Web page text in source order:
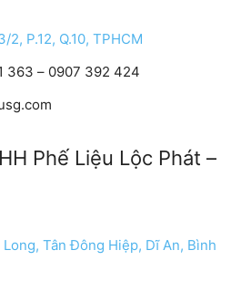
P.12, Q.10, TPHCM
363 – 0907 392 424
Phế Liệu Lộc Phát –
Tân Đông Hiệp, Dĩ An, Bình